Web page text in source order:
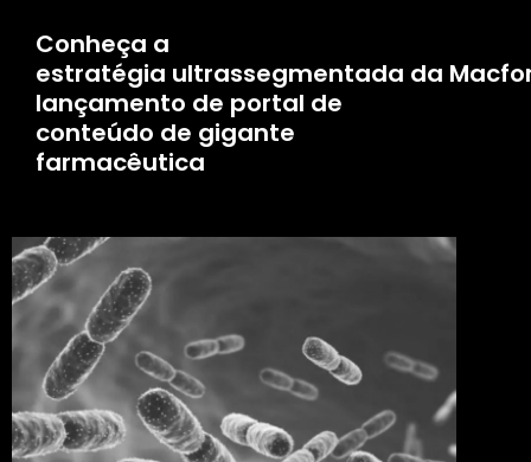
Conheça a
estratégia ultrassegmentada da
lançamento de portal de
conteúdo de gigante
farmacêutica